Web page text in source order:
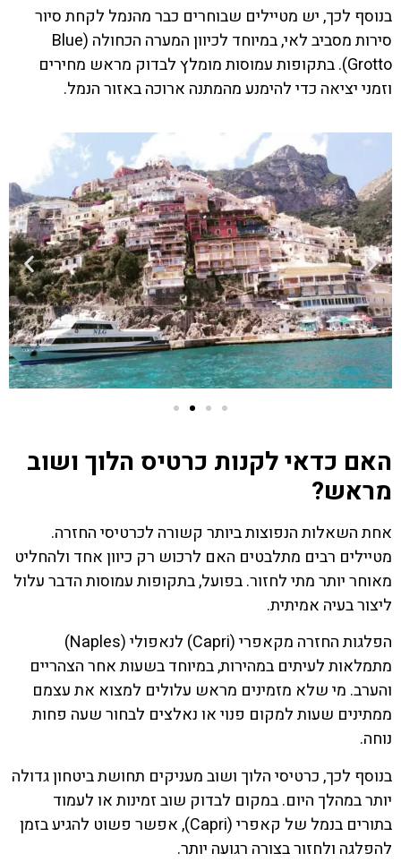
בנוסף לכך, יש מטיילים שבוחרים כבר מהנמל לקחת סיור
סירות מסביב לאי, במיוחד לכיוון המערה הכחולה (Blue
Grotto). בתקופות עמוסות מומלץ לבדוק מראש מחירים
וזמני יציאה כדי להימנע מהמתנה ארוכה באזור הנמל.
האם כדאי לקנות כרטיס הלוך ושוב
מראש?
אחת השאלות הנפוצות ביותר קשורה לכרטיסי החזרה.
מטיילים רבים מתלבטים האם לרכוש רק כיוון אחד ולהחליט
מאוחר יותר מתי לחזור. בפועל, בתקופות עמוסות הדבר עלול
ליצור בעיה אמיתית.
הפלגות החזרה מקאפרי (Capri) לנאפולי (Naples)
מתמלאות לעיתים במהירות, במיוחד בשעות אחר הצהריים
והערב. מי שלא מזמינים מראש עלולים למצוא את עצמם
ממתינים שעות למקום פנוי או נאלצים לבחור שעה פחות
נוחה.
בנוסף לכך, כרטיסי הלוך ושוב מעניקים תחושת ביטחון גדולה
יותר במהלך היום. במקום לבדוק שוב זמינות או לעמוד
בתורים בנמל של קאפרי (Capri), אפשר פשוט להגיע בזמן
להפלגה ולחזור בצורה רגועה יותר.